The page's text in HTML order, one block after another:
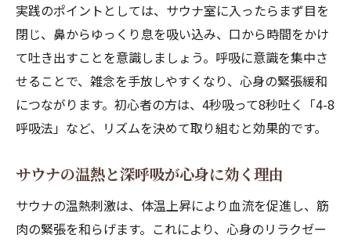
サウナ癒し体験で心身リセットを実感
自律神経の乱れに効くサウナの魅力
ストレス解消を叶えるサウナの最新効果解説
サウナでストレス解消が進む理由
サウナ癒し効果の科学的根拠とは
サウナの温熱が精神安定に役立つ仕組み
ストレスに強くなるサウナの継続効果
疲れた心を優しく癒すサウナ活用術
実践のポイントとしては、サウナ室に入ったらまず目を
閉じ、鼻からゆっくり息を吸い込み、口から時間をかけ
て吐き出すことを意識しましょう。呼吸に意識を集中さ
せることで、雑念を手放しやすくなり、心身の緊張緩和
につながります。初心者の方は、4秒吸って8秒吐く「4-8
呼吸法」など、リズムを決めて取り組むと効果的です。
サウナの温熱と深呼吸が心身に効く理由
サウナの温熱刺激は、体温上昇により血流を促進し、筋
肉の緊張を和らげます。これにより、心身のリラクゼー